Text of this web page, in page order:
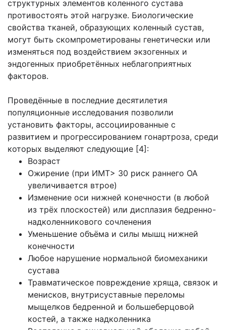
структурных элементов коленного сустава
противостоять этой нагрузке. Биологические
свойства тканей, образующих коленный сустав,
могут быть скомпрометированы генетически или
изменяться под воздействием экзогенных и
эндогенных приобретённых неблагоприятных
факторов.
Проведённые в последние десятилетия
популяционные исследования позволили
установить факторы, ассоциированные с
развитием и прогрессированием гонартроза, среди
которых выделяют следующие [4]:
Возраст
Ожирение (при ИМТ> 30 риск раннего ОА
увеличивается втрое)
Изменение оси нижней конечности (в любой
из трёх плоскостей) или дисплазия бедренно-
надколенникового сочленения
Уменьшение объёма и силы мышц нижней
конечности
Любое нарушение нормальной биомеханики
сустава
Травматическое повреждение хряща, связок и
менисков, внутрисуставные переломы
мыщелков бедренной и большеберцовой
костей, а также надколенника